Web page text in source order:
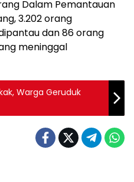
Dalam Pemantauan
3.202 orang
dan 86 orang
meninggal
Warga Geruduk